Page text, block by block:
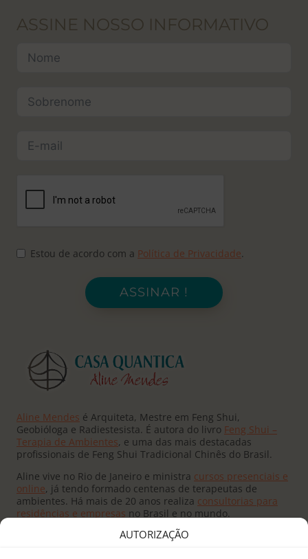
AUTORIZAÇÃO
ASSINE NOSSO INFORMATIVO
Estou de acordo com a Política de Privacidade.
ASSINAR !
Aline Mendes é Arquiteta, Mestre em Feng Shui,
Geobióloga e Radiestesista. É autora do livro Feng Shui –
Terapia de Ambientes, e uma das mais destacadas
profissionais de Feng Shui Tradicional Chinês do Brasil.
Aline vive no Rio de Janeiro e ministra cursos presenciais e
online, já tendo formado centenas de terapeutas de
ambientes. Há mais de 20 anos realiza consultorias para
residências e empresas no Brasil e no mundo.